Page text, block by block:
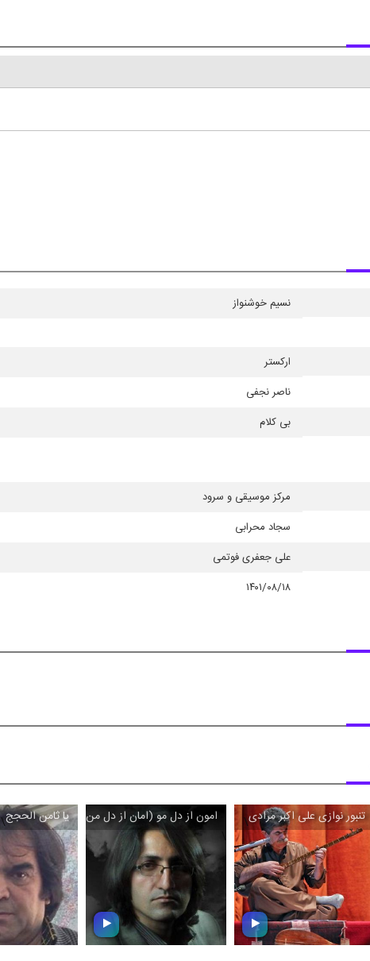
نسیم خوشنواز
اركستر
ناصر نجفی
بی کلام
مركز موسیقی و سرود
سجاد محرابی
علی جعفری فوتمی
۱۴۰۱/۰۸/۱۸
تنبور نوازی علی ‌اکبر مرادی\ امون از دل مو (امان از دل من) یا ثامن الحجج\